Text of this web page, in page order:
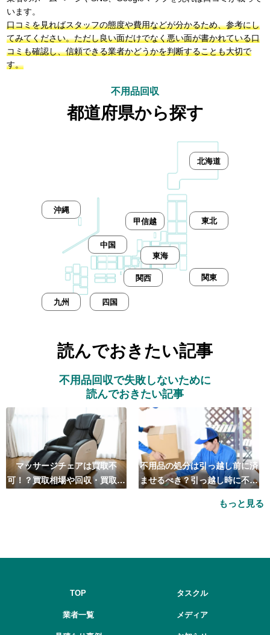
います。
口コミを見ればスタッフの態度や費用などが分かるため、参考にし
てみてください。ただし良い面だけでなく悪い面が書かれている口
コミも確認し、信頼できる業者かどうかを判断することも大切で
す。
不用品回収
都道府県から探す
北海道
東北
甲信越
東海
関東
関西
中国
四国
九州
沖縄
読んでおきたい記事
不用品回収で失敗しないために
読んでおきたい記事
マッサージチェアは買取不
可！？買取相場や回収・買取の
不用品の処分は引っ越し前に済
ませるべき？引っ越し時に不用
もっと見る
TOP
業者一覧
タスクル
メディア